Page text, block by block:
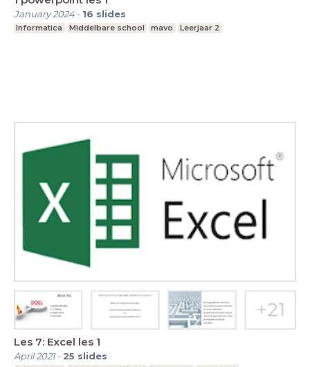
January 2024- 16 slides
Informatica Middelbare school mavo Leerjaar 2
Les 7: Excel les 1
April 2021- 25 slides